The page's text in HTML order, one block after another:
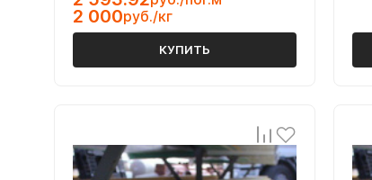
2 000руб./кг
КУПИТЬ